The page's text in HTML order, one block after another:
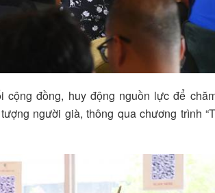
cộng đồng, huy động nguồn lực để
người già, thông qua chương trình